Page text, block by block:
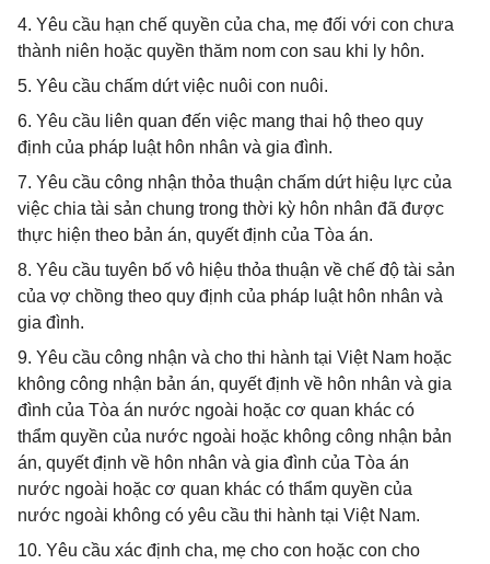
4. Yêu cầu hạn chế quyền của cha, mẹ đối với con chưa
thành niên hoặc quyền thăm nom con sau khi ly hôn.
5. Yêu cầu chấm dứt việc nuôi con nuôi.
6. Yêu cầu liên quan đến việc mang thai hộ theo quy
định của pháp luật hôn nhân và gia đình.
7. Yêu cầu công nhận thỏa thuận chấm dứt hiệu lực của
việc chia tài sản chung trong thời kỳ hôn nhân đã được
thực hiện theo bản án, quyết định của Tòa án.
8. Yêu cầu tuyên bố vô hiệu thỏa thuận về chế độ tài sản
của vợ chồng theo quy định của pháp luật hôn nhân và
gia đình.
9. Yêu cầu công nhận và cho thi hành tại Việt Nam hoặc
không công nhận bản án, quyết định về hôn nhân và gia
đình của Tòa án nước ngoài hoặc cơ quan khác có
thẩm quyền của nước ngoài hoặc không công nhận bản
án, quyết định về hôn nhân và gia đình của Tòa án
nước ngoài hoặc cơ quan khác có thẩm quyền của
nước ngoài không có yêu cầu thi hành tại Việt Nam.
10. Yêu cầu xác định cha, mẹ cho con hoặc con cho